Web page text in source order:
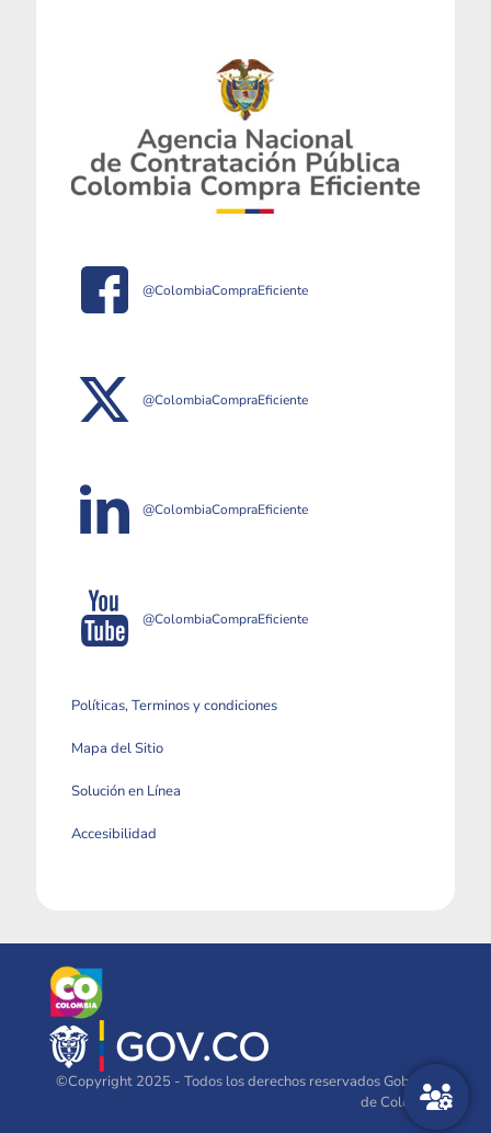
@ColombiaCompraEficiente
@ColombiaCompraEficiente
@ColombiaCompraEficiente
@ColombiaCompraEficiente
Políticas, Terminos y condiciones
Mapa del Sitio
Solución en Línea
Accesibilidad
©Copyright 2025 - Todos los derechos reservados Gobierno
de Colombia